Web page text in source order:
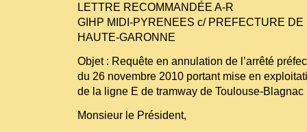
LETTRE RECOMMANDÉE A-R
GIHP MIDI-PYRENEES c/ PREFECTURE DE
HAUTE-GARONNE
Objet : Requête en annulation de l’arrêté
du 26 novembre 2010 portant mise en
de la ligne E de tramway de Toulouse-Blagnac
Monsieur le Président,